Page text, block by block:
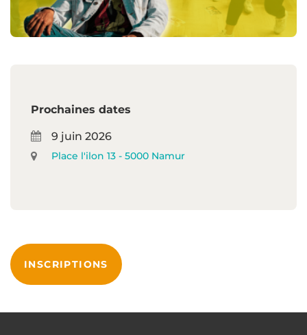
Prochaines dates
9 juin 2026
Place l'ilon 13 - 5000 Namur
INSCRIPTIONS